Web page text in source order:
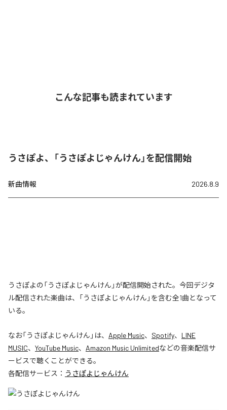
こんな記事も読まれています
うさぽよ、「うさぽよじゃんけん」を配信開始
新曲情報 2026.8.9
うさぽよの「うさぽよじゃんけん」が配信開始された。今回デジタ
ル配信された楽曲は、「うさぽよじゃんけん」を含む全1曲となって
いる。
なお「うさぽよじゃんけん 」は、 Apple Music、 Spotify、 LINE
MUSIC、 YouTube Music、 Amazon Music Unlimitedなどの音楽配信サ
ービスで聴くことができる。
各配信サービス： うさぽよじゃんけん